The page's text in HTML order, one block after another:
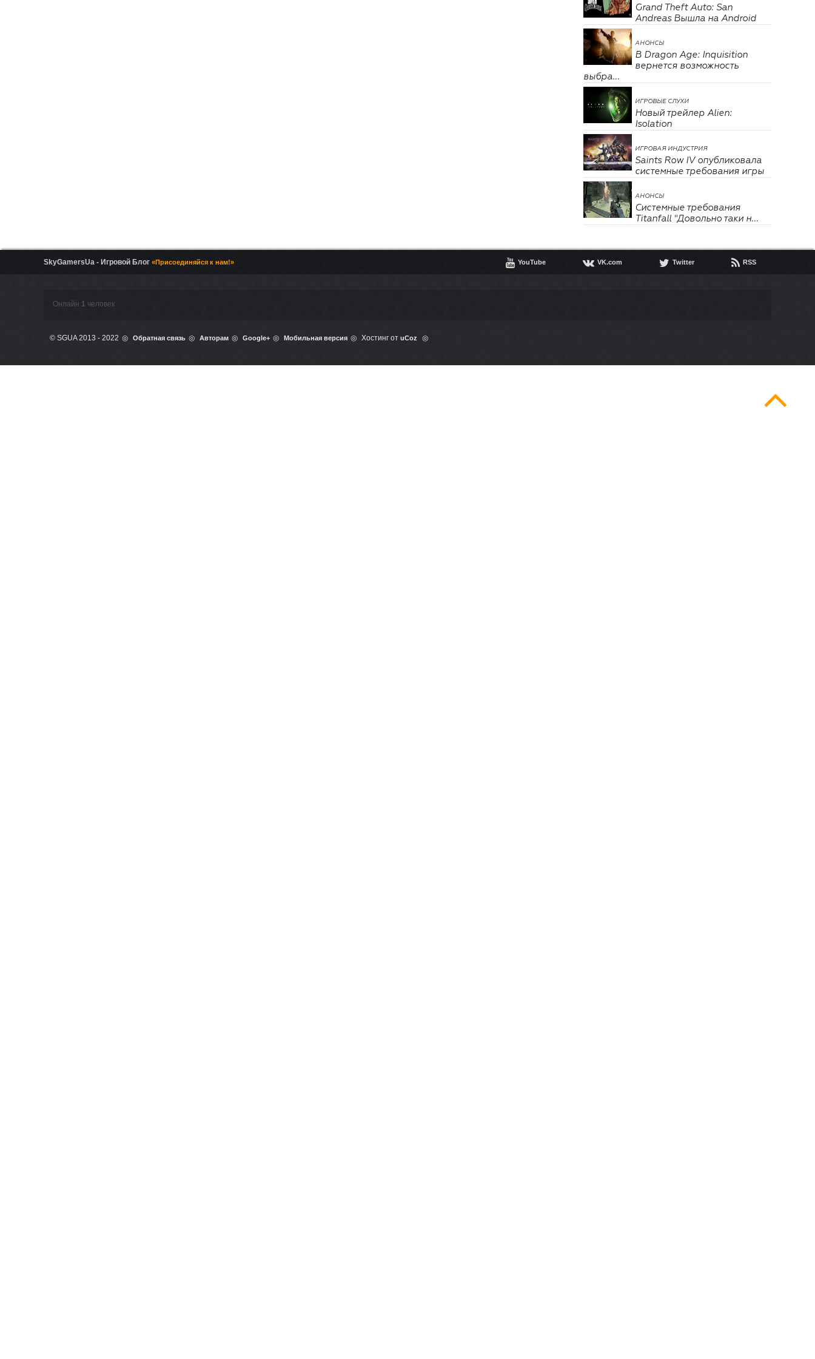
Grand Theft Auto: San
Andreas Вышла на Android
АНОНСЫ
В Dragon Age: Inquisition
вернется возможность
выбра...
ИГРОВЫЕ СЛУХИ
Новый трейлер Alien:
Isolation
ИГРОВАЯ ИНДУСТРИЯ
Saints Row IV опубликовала
системные требования игры
АНОНСЫ
Системные требования
Titanfall "Довольно таки н...
SkyGamersUa - Игровой Блог «Присоединяйся к нам!»  YouTube  VK.com  Twitter  RSS
Онлайн 1 человек
© SGUA 2013 - 2022 Обратная связь Авторам Google+ Мобильная версия Хостинг от uCoz